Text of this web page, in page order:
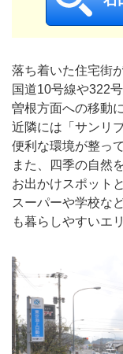
落ち着いた住宅街
国道10号線や322
曽根方面への移動
近隣には「サンリ
便利な環境が整っ
また、四季の自然
お出かけスポット
スーパーや学校な
も暮らしやすいエ